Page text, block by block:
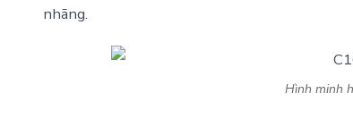
nhãng.
Hình minh